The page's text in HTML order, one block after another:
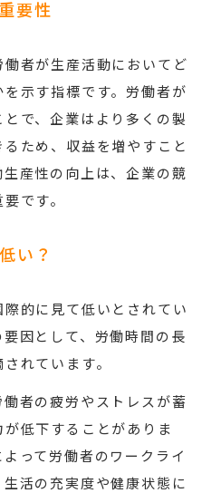
要性
者が生産活動においてど
示す指標です。労働者が
で、企業はより多くの製
ため、収益を増やすこと
産性の向上は、企業の競
です。
い？
的に見て低いとされてい
因として、労働時間の長
れています。
者の疲労やストレスが蓄
低下することがありま
って労働者のワークライ
活の充実度や健康状態に